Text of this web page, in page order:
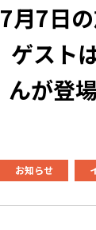
7月7日
ゲスト
んが登
お知らせ